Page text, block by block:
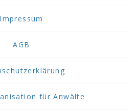
Impressum
AGB
für Anwälte